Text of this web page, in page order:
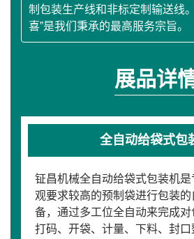
制包装生产线和非标定制输送线
喜”是我们秉承的最高服务宗旨。
展品详
全自动给袋式包
钲昌机械全自动给袋式包装机
观要求较高的预制袋进行包装
备，通过多工位全自动来完成对
打码、开袋、计量、下料、封